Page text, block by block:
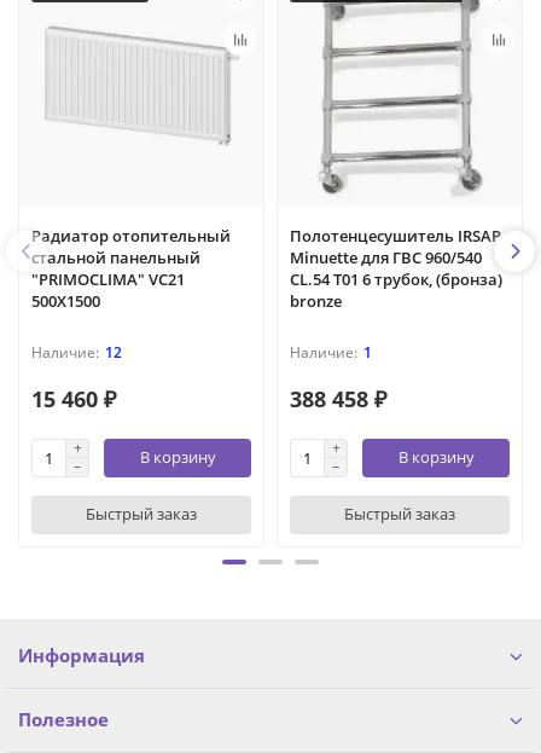
Радиатор отопительный
стальной панельный
"PRIMOCLIMA" VC21
500X1500
12
15 460 ₽
В корзину
Быстрый заказ
Полотенцесушитель IRSAP
Minuette для ГВС 960/540
CL.54 T01 6 трубок, (бронза)
bronze
1
388 458 ₽
В корзину
Быстрый заказ
Информация
Полезное